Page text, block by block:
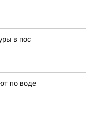
в пос
по воде